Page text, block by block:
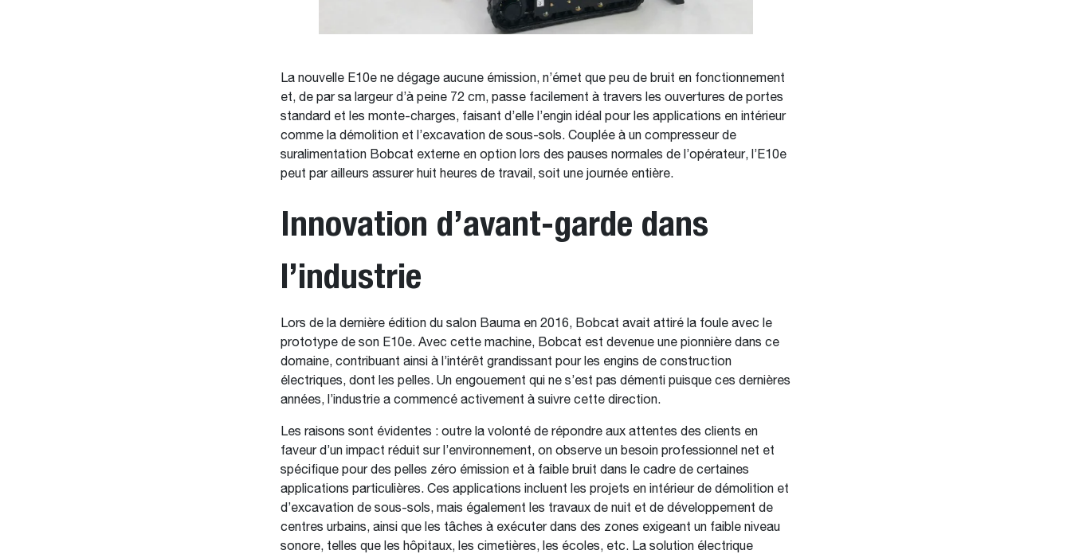
La nouvelle E10e ne dégage aucune émission, n’émet que peu de bruit en fonctionnement
et, de par sa largeur d’à peine 72 cm, passe facilement à travers les ouvertures de portes
standard et les monte-charges, faisant d’elle l’engin idéal pour les applications en intérieur
comme la démolition et l’excavation de sous-sols. Couplée à un compresseur de
suralimentation Bobcat externe en option lors des pauses normales de l’opérateur, l’E10e
peut par ailleurs assurer huit heures de travail, soit une journée entière.
Innovation d’avant-garde dans
l’industrie
Lors de la dernière édition du salon Bauma en 2016, Bobcat avait attiré la foule avec le
prototype de son E10e. Avec cette machine, Bobcat est devenue une pionnière dans ce
domaine, contribuant ainsi à l’intérêt grandissant pour les engins de construction
électriques, dont les pelles. Un engouement qui ne s’est pas démenti puisque ces dernières
années, l’industrie a commencé activement à suivre cette direction.
Les raisons sont évidentes : outre la volonté de répondre aux attentes des clients en
faveur d’un impact réduit sur l’environnement, on observe un besoin professionnel net et
spécifique pour des pelles zéro émission et à faible bruit dans le cadre de certaines
applications particulières. Ces applications incluent les projets en intérieur de démolition et
d’excavation de sous-sols, mais également les travaux de nuit et de développement de
centres urbains, ainsi que les tâches à exécuter dans des zones exigeant un faible niveau
sonore, telles que les hôpitaux, les cimetières, les écoles, etc. La solution électrique